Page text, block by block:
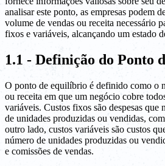
analisar este ponto, as empresas podem
volume de vendas ou receita necessário
fixos e variáveis, alcançando um estado
1.1 - Definição do Ponto
O ponto de equilíbrio é definido como o
ou receita em que um negócio cobre
variáveis. Custos fixos são despesas que
de unidades produzidas ou vendidas,
outro lado, custos variáveis são custos
número de unidades produzidas ou
e comissões de vendas.